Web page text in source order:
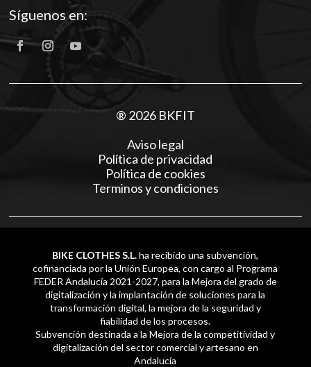
Síguenos en:
® 2026 BKFIT
Aviso legal
Política de privacidad
Política de cookies
Terminos y condiciones
BIKE CLOTHES S.L.ha recibido una subvención,
cofinanciada por la Unión Europea, con cargo al Programa
FEDER Andalucía 2021-2027, para la Mejora del grado de
digitalización y la implantación de soluciones para la
transformación digital, la mejora de la seguridad y
fiabilidad de los procesos.
Subvención destinada a la Mejora de la competitividad y
digitalización del sector comercial y artesano en
Andalucía